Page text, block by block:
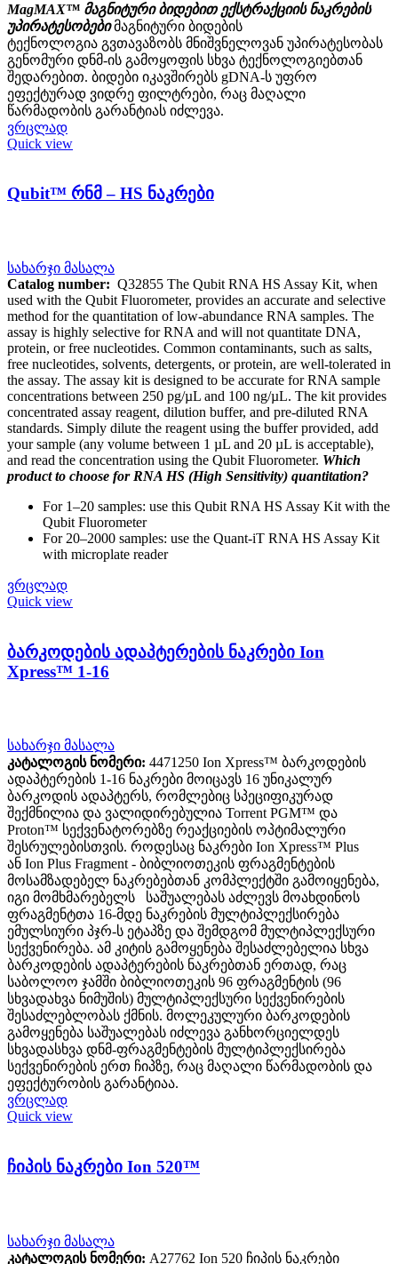
MagMAX™ მაგნიტური ბიდებით ექსტრაქციის ნაკრების
უპირატესობებიმაგნიტური ბიდების
ტექნოლოგია გვთავაზობს მნიშვნელოვან უპირატესობას
გენომური დნმ-ის გამოყოფის სხვა ტექნოლოგიებთან
შედარებით. ბიდები იკავშირებს gDNA-ს უფრო
ეფექტურად ვიდრე ფილტრები, რაც მაღალი
წარმადობის გარანტიას იძლევა.
ვრცლად
Quick view
Qubit™ რნმ – HS ნაკრები
სახარჯი მასალა
Catalog number: Q32855 The Qubit RNA HS Assay Kit, when
used with the Qubit Fluorometer, provides an accurate and selective
method for the quantitation of low-abundance RNA samples. The
assay is highly selective for RNA and will not quantitate DNA,
protein, or free nucleotides. Common contaminants, such as salts,
free nucleotides, solvents, detergents, or protein, are well-tolerated in
the assay. The assay kit is designed to be accurate for RNA sample
concentrations between 250 pg/µL and 100 ng/µL. The kit provides
concentrated assay reagent, dilution buffer, and pre-diluted RNA
standards. Simply dilute the reagent using the buffer provided, add
your sample (any volume between 1 µL and 20 µL is acceptable),
and read the concentration using the Qubit Fluorometer. Which
product to choose for RNA HS (High Sensitivity) quantitation?
For 1–20 samples: use this Qubit RNA HS Assay Kit with the
Qubit Fluorometer
For 20–2000 samples: use the Quant-iT RNA HS Assay Kit
with microplate reader
ვრცლად
Quick view
ბარკოდების ადაპტერების ნაკრები Ion
Xpress™ 1-16
სახარჯი მასალა
კატალოგის ნომერი: 4471250 Ion Xpress™ ბარკოდების
ადაპტერების 1-16 ნაკრები მოიცავს 16 უნიკალურ
ბარკოდის ადაპტერს, რომლებიც სპეციფიკურად
შექმნილია და ვალიდირებულია Torrent PGM™ და
Proton™ სექვენატორებზე რეაქციების ოპტიმალური
შესრულებისთვის. როდესაც ნაკრები Ion Xpress™ Plus
ან Ion Plus Fragment - ბიბლიოთეკის ფრაგმენტების
მოსამზადებელ ნაკრებებთან კომპლექტში გამოიყენება,
იგი მომხმარებელს საშუალებას აძლევს მოახდინოს
ფრაგმენტთა 16-მდე ნაკრების მულტიპლექსირება
ემულსიური პჯრ-ს ეტაპზე და შემდგომ მულტიპლექსური
სექვენირება. ამ კიტის გამოყენება შესაძლებელია სხვა
ბარკოდების ადაპტერების ნაკრებთან ერთად, რაც
საბოლოო ჯამში ბიბლიოთეკის 96 ფრაგმენტის (96
სხვადახვა ნიმუშის) მულტიპლექსური სექვენირების
შესაძლებლობას ქმნის. მოლეკულური ბარკოდების
გამოყენება საშუალებას იძლევა განხორციელდეს
სხვადასხვა დნმ-ფრაგმენტების მულტიპლექსირება
სექვენირების ერთ ჩიპზე, რაც მაღალი წარმადობის და
ეფექტურობის გარანტიაა.
ვრცლად
Quick view
ჩიპის ნაკრები Ion 520™
სახარჯი მასალა
კატალოგის ნომერი: A27762 Ion 520 ჩიპის ნაკრები